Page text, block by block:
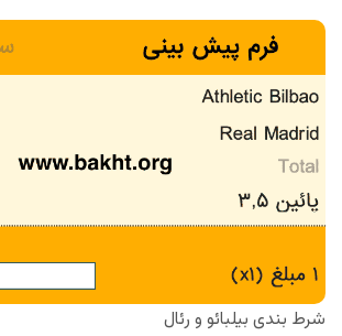
شرط بندی بیلبائو و رئال